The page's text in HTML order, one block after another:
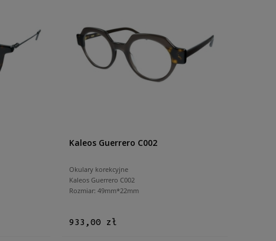
Kaleos Guerrero C002
Okulary korekcyjne
Kaleos Guerrero C002
Rozmiar: 49mm*22mm
933,00 zł